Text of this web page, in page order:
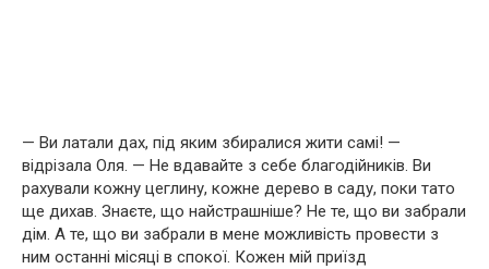
— Ви латали дах, під яким збиралися жити самі! —
відрізала Оля. — Не вдавайте з себе благодійників. Ви
рахували кожну цеглину, кожне дерево в саду, поки тато
ще дихав. Знаєте, що найстрашніше? Не те, що ви забрали
дім. А те, що ви забрали в мене можливість провести з
ним останні місяці в спокої. Кожен мій приїзд